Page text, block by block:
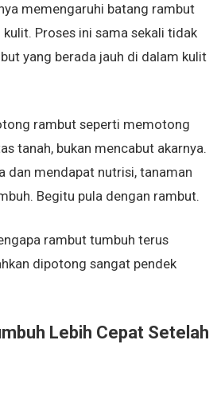
memengaruhi batang rambut
Proses ini sama sekali tidak
yang berada jauh di dalam kulit
rambut seperti memotong
tanah, bukan mencabut akarnya.
dan mendapat nutrisi, tanaman
Begitu pula dengan rambut.
rambut tumbuh terus
dipotong sangat pendek
Lebih Cepat Setelah